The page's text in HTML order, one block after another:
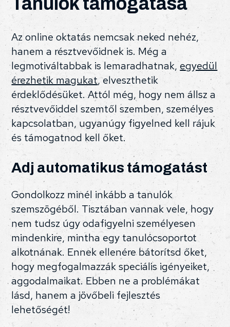
Az online oktatás nemcsak neked nehéz,
hanem a résztvevőidnek is. Még a
legmotiváltabbak is lemaradhatnak,egyedül
érezhetik magukat, elveszthetik
érdeklődésüket. Attól még, hogy nem állsz a
résztvevőiddel szemtől szemben, személyes
kapcsolatban, ugyanúgy figyelned kell rájuk
és támogatnod kell őket.
Adj automatikus támogatást
Gondolkozz minél inkább a tanulók
szemszögéből. Tisztában vannak vele, hogy
nem tudsz úgy odafigyelni személyesen
mindenkire, mintha egy tanulócsoportot
alkotnának. Ennek ellenére bátorítsd őket,
hogy megfogalmazzák speciális igényeiket,
aggodalmaikat. Ebben ne a problémákat
lásd, hanem a jövőbeli fejlesztés
lehetőségét!